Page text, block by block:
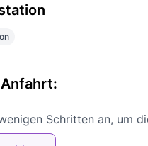
Schritten an, um